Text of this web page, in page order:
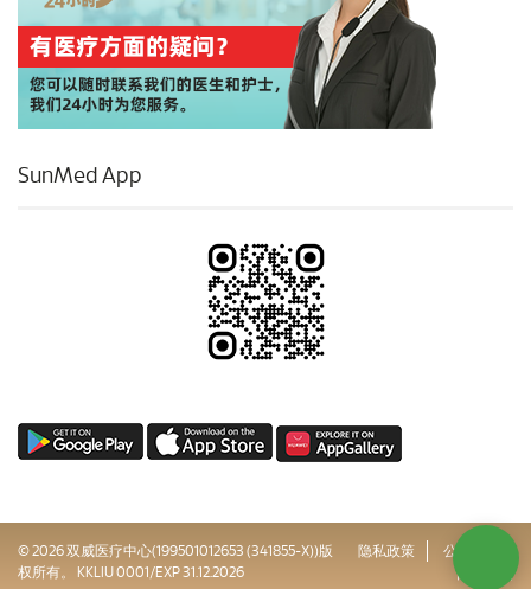
SunMed App
© 2026 双威医疗中心(199501012653 (341855-X))版
权所有。 KKLIU 0001/EXP 31.12.2026
隐私政策
公司治理
网站地图